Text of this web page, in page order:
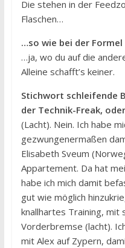
Die stehen in der
Flaschen…
…so wie bei der Formel
…ja, wo du auf die
Alleine schafft’s keiner.
Stichwort schleifende
der Technik-Freak,
(Lacht). Nein. Ich habe
gezwungenermaßen
Elisabeth Sveum
Appartement. Da hat
habe ich mich damit
gut wie möglich
knallhartes Training, mit
Vorderbremse (lacht).
mit Alex auf Zypern,